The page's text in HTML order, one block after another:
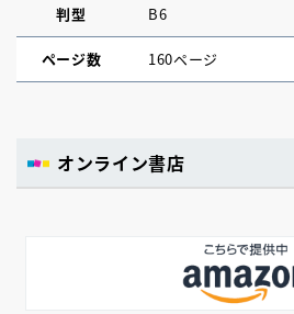
判型 B6
ページ数 160ページ
オンライン書店